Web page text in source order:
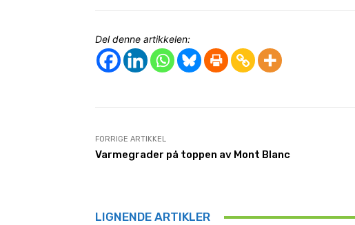
Del denne artikkelen:
FORRIGE ARTIKKEL
Varmegrader på toppen av Mont Blanc
LIGNENDE ARTIKLER